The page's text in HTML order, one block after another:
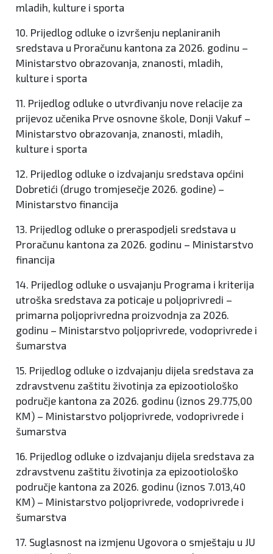
mladih, kulture i sporta
10. Prijedlog odluke o izvršenju neplaniranih
sredstava u Proračunu kantona za 2026. godinu –
Ministarstvo obrazovanja, znanosti, mladih,
kulture i sporta
11. Prijedlog odluke o utvrđivanju nove relacije za
prijevoz učenika Prve osnovne škole, Donji Vakuf –
Ministarstvo obrazovanja, znanosti, mladih,
kulture i sporta
12. Prijedlog odluke o izdvajanju sredstava općini
Dobretići (drugo tromjesečje 2026. godine) –
Ministarstvo financija
13. Prijedlog odluke o preraspodjeli sredstava u
Proračunu kantona za 2026. godinu – Ministarstvo
financija
14. Prijedlog odluke o usvajanju Programa i kriterija
utroška sredstava za poticaje u poljoprivredi –
primarna poljoprivredna proizvodnja za 2026.
godinu – Ministarstvo poljoprivrede, vodoprivrede i
šumarstva
15. Prijedlog odluke o izdvajanju dijela sredstava za
zdravstvenu zaštitu životinja za epizootiološko
područje kantona za 2026. godinu (iznos 29.775,00
KM) – Ministarstvo poljoprivrede, vodoprivrede i
šumarstva
16. Prijedlog odluke o izdvajanju dijela sredstava za
zdravstvenu zaštitu životinja za epizootiološko
područje kantona za 2026. godinu (iznos 7.013,40
KM) – Ministarstvo poljoprivrede, vodoprivrede i
šumarstva
17. Suglasnost na izmjenu Ugovora o smještaju u JU